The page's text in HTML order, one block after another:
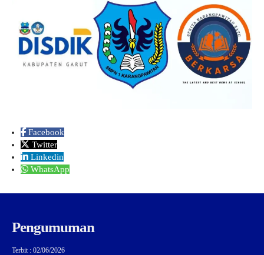
Facebook
Twitter
Linkedin
WhatsApp
Pengumuman
Terbit : 02/06/2026